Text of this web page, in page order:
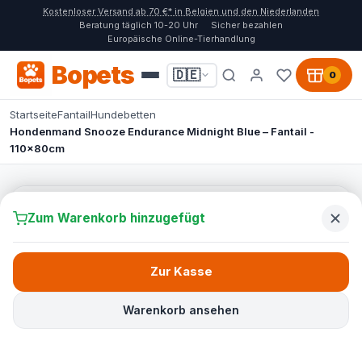
Kostenloser Versand ab 70 €* in Belgien und den Niederlanden
Beratung täglich 10-20 Uhr
Sicher bezahlen
Europäische Online-Tierhandlung
Bopets 🇩🇪 0
StartseiteFantailHundebetten
Hondenmand Snooze Endurance Midnight Blue – Fantail -
110x80cm
Zum Warenkorb hinzugefügt
Warenkorb ansehen
Zur Kasse